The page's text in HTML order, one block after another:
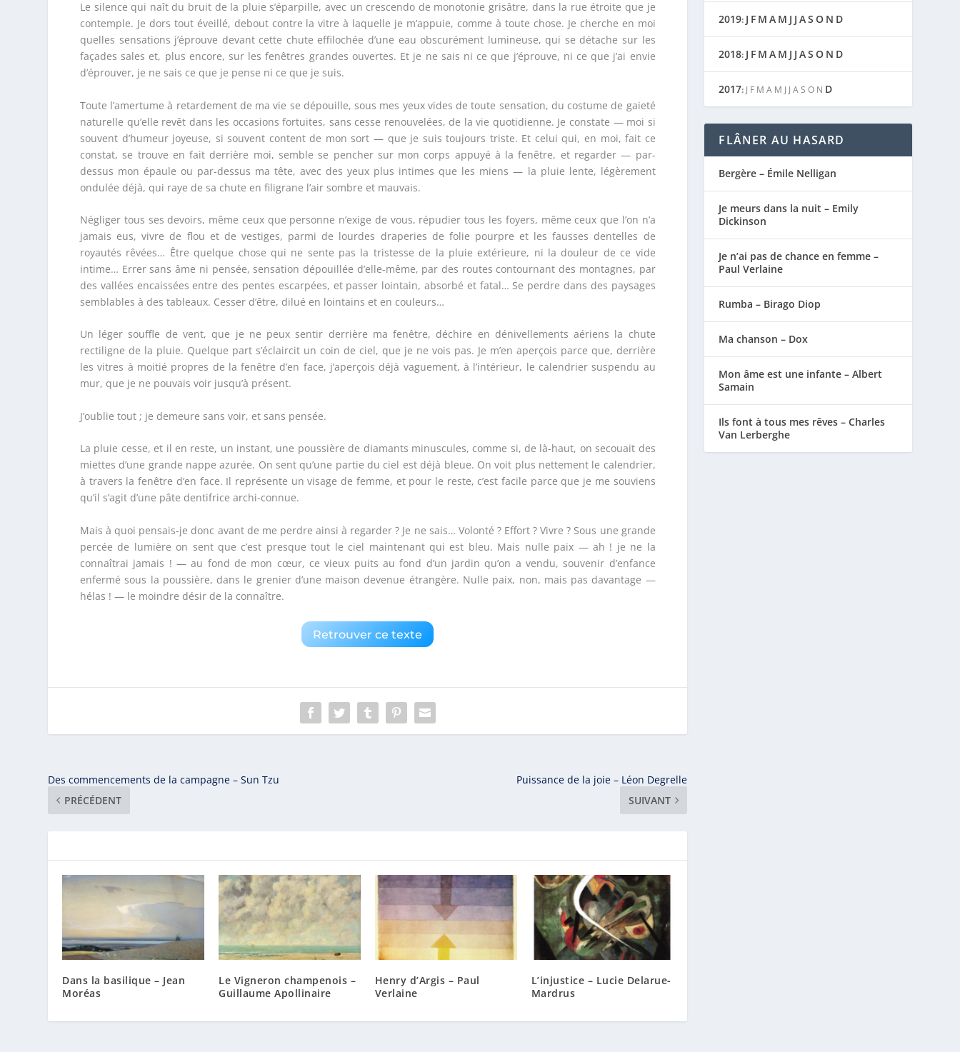
Le silence qui naît du bruit de la pluie s’éparpille, avec un crescendo de monotonie grisâtre, dans la rue étroite que je
contemple. Je dors tout éveillé, debout contre la vitre à laquelle je m’appuie, comme à toute chose. Je cherche en moi
quelles sensations j’éprouve devant cette chute effilochée d’une eau obscurément lumineuse, qui se détache sur les
façades sales et, plus encore, sur les fenêtres grandes ouvertes. Et je ne sais ni ce que j’éprouve, ni ce que j’ai envie
d’éprouver, je ne sais ce que je pense ni ce que je suis.
Toute l’amertume à retardement de ma vie se dépouille, sous mes yeux vides de toute sensation, du costume de gaieté
naturelle qu’elle revêt dans les occasions fortuites, sans cesse renouvelées, de la vie quotidienne. Je constate — moi si
souvent d’humeur joyeuse, si souvent content de mon sort — que je suis toujours triste. Et celui qui, en moi, fait ce
constat, se trouve en fait derrière moi, semble se pencher sur mon corps appuyé à la fenêtre, et regarder — par-
dessus mon épaule ou par-dessus ma tête, avec des yeux plus intimes que les miens — la pluie lente, légèrement
ondulée déjà, qui raye de sa chute en filigrane l’air sombre et mauvais.
Négliger tous ses devoirs, même ceux que personne n’exige de vous, répudier tous les foyers, même ceux que l’on n’a
jamais eus, vivre de flou et de vestiges, parmi de lourdes draperies de folie pourpre et les fausses dentelles de
royautés rêvées… Être quelque chose qui ne sente pas la tristesse de la pluie extérieure, ni la douleur de ce vide
intime… Errer sans âme ni pensée, sensation dépouillée d’elle-même, par des routes contournant des montagnes, par
des vallées encaissées entre des pentes escarpées, et passer lointain, absorbé et fatal… Se perdre dans des paysages
semblables à des tableaux. Cesser d’être, dilué en lointains et en couleurs…
Un léger souffle de vent, que je ne peux sentir derrière ma fenêtre, déchire en dénivellements aériens la chute
rectiligne de la pluie. Quelque part s’éclaircit un coin de ciel, que je ne vois pas. Je m’en aperçois parce que, derrière
les vitres à moitié propres de la fenêtre d’en face, j’aperçois déjà vaguement, à l’intérieur, le calendrier suspendu au
mur, que je ne pouvais voir jusqu’à présent.
J’oublie tout ; je demeure sans voir, et sans pensée.
La pluie cesse, et il en reste, un instant, une poussière de diamants minuscules, comme si, de là-haut, on secouait des
miettes d’une grande nappe azurée. On sent qu’une partie du ciel est déjà bleue. On voit plus nettement le calendrier,
à travers la fenêtre d’en face. Il représente un visage de femme, et pour le reste, c’est facile parce que je me souviens
qu’il s’agit d’une pâte dentifrice archi-connue.
Mais à quoi pensais-je donc avant de me perdre ainsi à regarder ? Je ne sais… Volonté ? Effort ? Vivre ? Sous une grande
percée de lumière on sent que c’est presque tout le ciel maintenant qui est bleu. Mais nulle paix — ah ! je ne la
connaîtrai jamais ! — au fond de mon cœur, ce vieux puits au fond d’un jardin qu’on a vendu, souvenir d’enfance
enfermé sous la poussière, dans le grenier d’une maison devenue étrangère. Nulle paix, non, mais pas davantage —
hélas ! — le moindre désir de la connaître.
Retrouver ce texte
Des commencements de la campagne – Sun Tzu
PRÉCÉDENT
Puissance de la joie – Léon Degrelle
SUIVANT
Dans la basilique – Jean
Moréas
Le Vigneron champenois –
Guillaume Apollinaire
Henry d’Argis – Paul
Verlaine
L’injustice – Lucie Delarue-
Mardrus
2019: J F M A M J J AS O N D
2018: J F M A M J J AS O N D
2017: J F M A M J J AS O N D
FLÂNER AU HASARD
Bergère – Émile Nelligan
Je meurs dans la nuit – Emily
Dickinson
Je n’ai pas de chance en femme –
Paul Verlaine
Rumba – Birago Diop
Ma chanson – Dox
Mon âme est une infante – Albert
Samain
Ils font à tous mes rêves – Charles
Van Lerberghe